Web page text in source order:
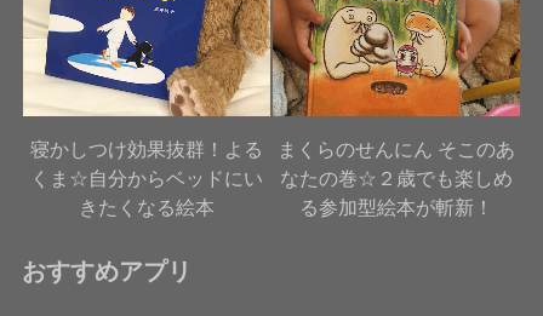
寝かしつけ効果抜群！よる
くま☆自分からベッドにい
きたくなる絵本
まくらのせんにん そこのあ
なたの巻☆２歳でも楽しめ
る参加型絵本が斬新！
おすすめアプリ